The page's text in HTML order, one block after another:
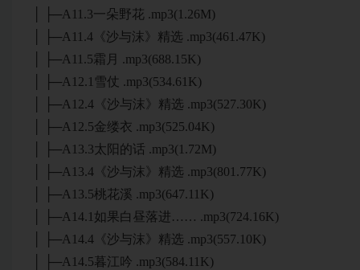
│ ├─A11.3一朵野花 .mp3(1.26M)
│ ├─A11.4《沙与沫》精选 .mp3(461.47K)
│ ├─A11.5霜月 .mp3(688.15K)
│ ├─A12.1雪仗 .mp3(534.61K)
│ ├─A12.4《沙与沫》精选 .mp3(527.30K)
│ ├─A12.5金缕衣 .mp3(525.04K)
│ ├─A13.3太阳的话 .mp3(1.72M)
│ ├─A13.4《沙与沫》精选 .mp3(801.77K)
│ ├─A13.5桃花溪 .mp3(647.11K)
│ ├─A14.1如果白昼落进…… .mp3(724.16K)
│ ├─A14.4《沙与沫》精选 .mp3(557.10K)
│ ├─A14.5暮江吟 .mp3(584.11K)